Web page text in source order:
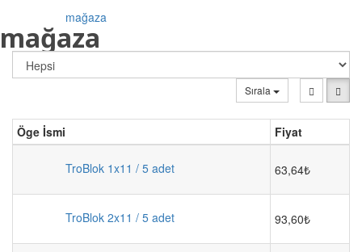
mağaza
mağaza
Sırala
Öge İsmi Fiyat
TroBlok 1x11 / 5 adet 63,64₺
TroBlok 2x11 / 5 adet 93,60₺